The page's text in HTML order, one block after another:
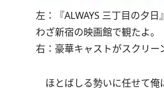
左：『ALWAYS 三丁目の夕
わざ新宿の映画館で観たよ。
右：豪華キャストがスクリー
ほとばしる勢いに任せて俺